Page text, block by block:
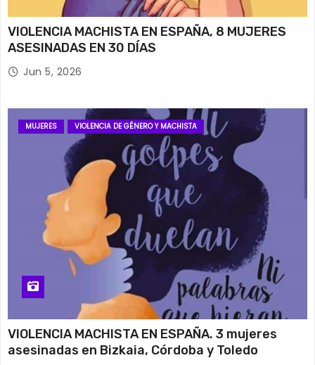
VIOLENCIA MACHISTA EN ESPAÑA, 8 MUJERES
ASESINADAS EN 30 DÍAS
Jun 5, 2026
MUJERES VIOLENCIA DE GÉNERO Y MACHISTA
VIOLENCIA MACHISTA EN ESPAÑA. 3 mujeres
asesinadas en Bizkaia, Córdoba y Toledo